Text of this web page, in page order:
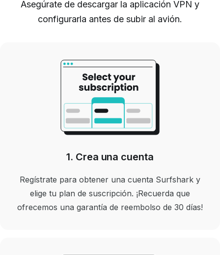
Asegúrate de descargar la aplicación VPN y
configurarla antes de subir al avión.
1. Crea una cuenta
Regístrate para obtener una cuenta Surfshark y
elige tu plan de suscripción. ¡Recuerda que
ofrecemos una garantía de reembolso de 30 días!